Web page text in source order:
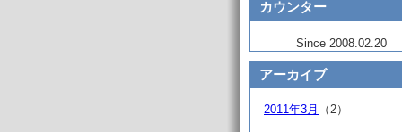
カウンター
Since 2008.02.20
アーカイブ
2011年3月 （2）